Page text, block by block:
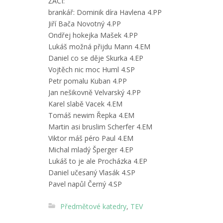
brankář: Dominik díra Havlena 4.PP
Jiří Bača Novotný 4.PP
Ondřej hokejka Mašek 4.PP
Lukáš možná přijdu Mann 4.EM
Daniel co se děje Skurka 4.EP
Vojtěch nic moc Huml 4.SP
Petr pomalu Kuban 4.PP
Jan nešikovně Velvarský 4.PP
Karel slabě Vacek 4.EM
Tomáš newim Řepka 4.EM
Martin asi bruslim Scherfer 4.EM
Viktor máš péro Paul 4.EM
Michal mladý Šperger 4.EP
Lukáš to je ale Procházka 4.EP
Daniel učesaný Vlasák 4.SP
Pavel napůl Černý 4.SP
Předmětové katedry, TEV